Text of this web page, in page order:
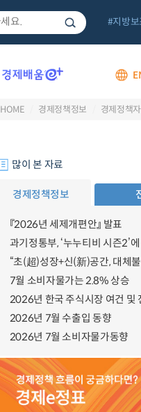
HOME 경제정책정보 경제정책
많이 본 자료
경제정책정보
『2026년 세제개편안』 발표
7월 소비자물가는 2.8% 상승
2026년 한국 주식시장 여건 및
2026년 7월 수출입 동향
2026년 7월 소비자물가동향